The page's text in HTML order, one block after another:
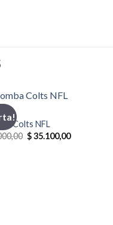
Colts NFL
El
precio
$35.100,00El